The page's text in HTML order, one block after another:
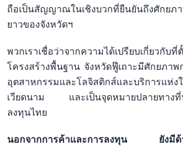
ถือเป็นสัญญาณในเชิงบวกที่ยืนยันถึงศักยภา
ยาวของจังหวัดฯ
พวกเราเชื่อว่าจากความได้เปรียบเกี่ยว
โครงสร้างพื้นฐาน จังหวัดฟู๊เถาะมีศักยภาพ
อุตสาหกรรมและโลจิสติกส์และบริการแห่ง
เวียดนาม และเป็นจุดหมายปลายทางที่
ลงทุนไทย
นอกจากการค้าและการลงทุน ยังมีด้า